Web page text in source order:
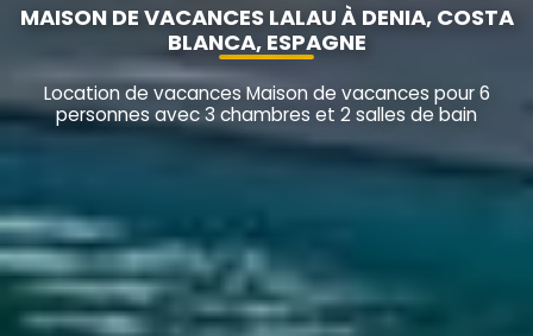
MAISON DE VACANCES LALAU À DENIA, COSTA
BLANCA, ESPAGNE
Location de vacances Maison de vacances pour 6
personnes avec 3 chambres et 2 salles de bain